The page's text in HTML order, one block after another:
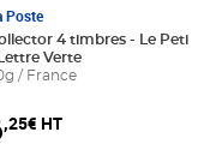
au panier
Poste
4 timbres - Le Petit
Verte
/ France
,25€ HT